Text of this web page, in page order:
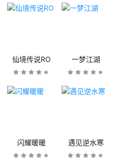
仙境传说RO 一梦江湖
闪耀暖暖 遇见逆水寒